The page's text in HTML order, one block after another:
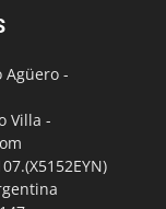
Agüero -
Villa -